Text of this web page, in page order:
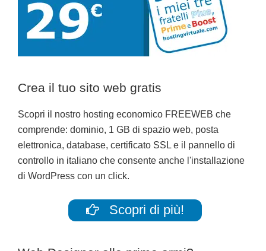
Crea il tuo sito web gratis
Scopri il nostro hosting economico FREEWEB che
comprende: dominio, 1 GB di spazio web, posta
elettronica, database, certificato SSL e il pannello di
controllo in italiano che consente anche l'installazione
di WordPress con un click.
Scopri di più!